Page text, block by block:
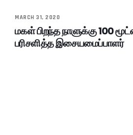
MARCH 31, 2020
மகள் பிறந்த நாளுக்கு 100
பரிசளித்த இசையமைப்பாளர்